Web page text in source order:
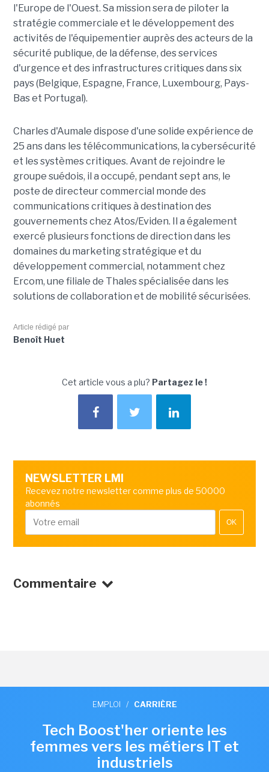
l'Europe de l'Ouest. Sa mission sera de piloter la
stratégie commerciale et le développement des
activités de l'équipementier auprès des acteurs de la
sécurité publique, de la défense, des services
d'urgence et des infrastructures critiques dans six
pays (Belgique, Espagne, France, Luxembourg, Pays-
Bas et Portugal).
Charles d'Aumale dispose d'une solide expérience de
25 ans dans les télécommunications, la cybersécurité
et les systèmes critiques. Avant de rejoindre le
groupe suédois, il a occupé, pendant sept ans, le
poste de directeur commercial monde des
communications critiques à destination des
gouvernements chez Atos/Eviden. Il a également
exercé plusieurs fonctions de direction dans les
domaines du marketing stratégique et du
développement commercial, notamment chez
Ercom, une filiale de Thales spécialisée dans les
solutions de collaboration et de mobilité sécurisées.
Article rédigé par
Benoît Huet
Cet article vous a plu? Partagez le !
NEWSLETTER LMI
Recevez notre newsletter comme plus de 50000
abonnés
OK
Commentaire
EMPLOI / CARRIÈRE
Tech Boost'her oriente les
femmes vers les métiers IT et
industriels